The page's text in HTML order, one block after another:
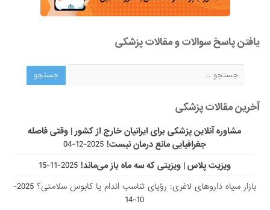
یافتن پاسخ سوالات و مقالات پزشکی
آخرین مقالات پزشکی
مشاوره آنلاین پزشکی برای ایرانیان خارج از کشور | وقتی فاصله
جغرافیایی مانع درمان نیست! 2025-12-04
ویزیت پلاس | ویزیتی که سه ماه باز می‌ماند! 2025-11-15
بازار سیاه داروهای لاغری: رؤیای تناسب اندام یا کابوس سلامتی؟
2025-
10-14